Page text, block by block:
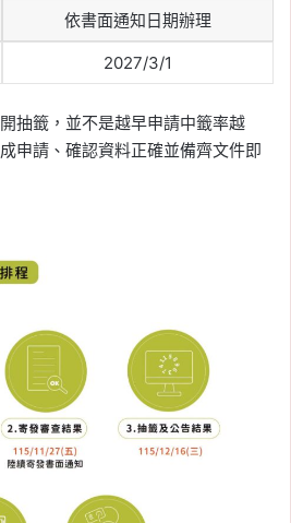
依書面通知日期辦理
2027/3/1
抽籤，並不是越早申請中籤率越
申請、確認資料正確並備齊文件即